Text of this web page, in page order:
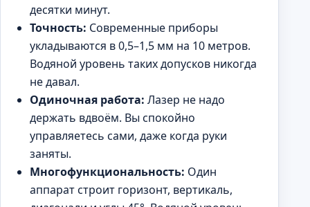
десятки минут.
Точность: Современные приборы
укладываются в 0,5–1,5 мм на 10 метров.
Водяной уровень таких допусков никогда
не давал.
Одиночная работа: Лазер не надо
держать вдвоём. Вы спокойно
управляетесь сами, даже когда руки
заняты.
Многофункциональность: Один
аппарат строит горизонт, вертикаль,